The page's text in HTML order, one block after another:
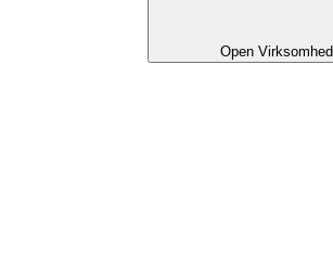
Open Virksomhed